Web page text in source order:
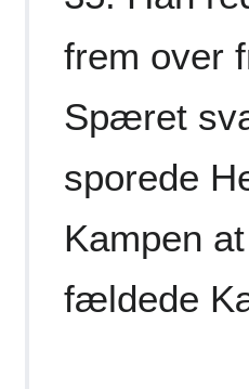
frem over
Spæret
sporede
Kampen
fældede